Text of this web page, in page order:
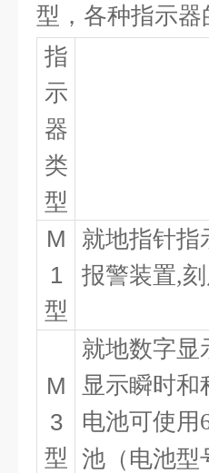
型，各种指示
指
示
器
类
型
M
1
型
就地指针指
报警装置,
M
3
型
就地数字显
显示瞬时
电池可使用
池（电池型